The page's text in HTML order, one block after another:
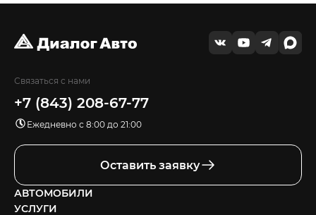
Связаться с нами
+7 (843) 208-67-77
Ежедневно с 8:00 до 21:00
Оставить заявку
АВТОМОБИЛИ
УСЛУГИ